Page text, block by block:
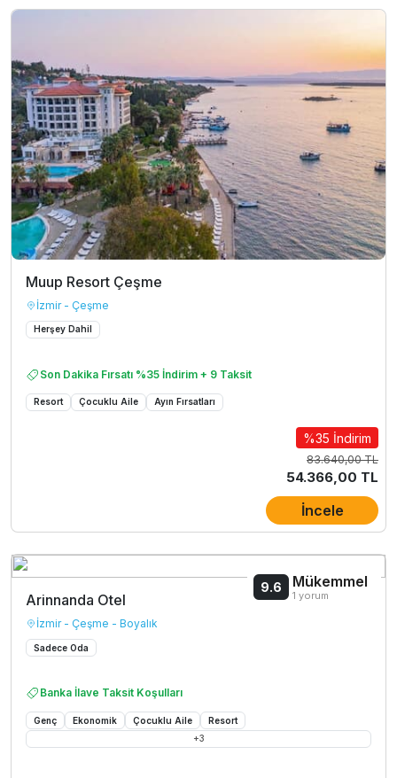
Muup Resort Çeşme
İzmir - Çeşme
Herşey Dahil
Son Dakika Fırsatı %35 İndirim + 9 Taksit
Resort Çocuklu Aile Ayın Fırsatları
%35 İndirim
83.640,00 TL
54.366,00 TL
İncele
Arinnanda Otel
İzmir - Çeşme - Boyalık
Sadece Oda
Banka İlave Taksit Koşulları
Genç Ekonomik Çocuklu Aile
Resort
+3
9.6 Mükemmel
1 yorum